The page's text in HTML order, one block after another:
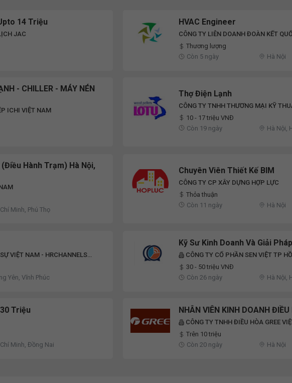
14 Triệu
JAC
HVAC Engineer
CÔNG TY LIÊN DOANH ĐOÀN KẾT
Thương lượng
Còn 5 ngày
Hà Nội
- CHILLER - MÁY NÉN
ICHI VIỆT NAM
Thợ Điện Lạnh
CÔNG TY TNHH THƯƠNG MẠI KỸ
10 - 17 triệu VNĐ
Còn 19 ngày
Hà Nội,
Hành Trạm) Hà Nội,
Minh, Phú Thọ
Chuyên Viên Thiết Kế BIM
CÔNG TY CP XÂY DỰNG HỢP LỰC
Thỏa thuận
Còn 11 ngày
Hà Nội
VIỆT NAM - HRCHANNELS
Yên, Vĩnh Phúc
Kỹ Sư Kinh Doanh Và Giải
CÔNG TY CỔ PHẦN SEN VIỆT TP
30 - 50 triệu VNĐ
Còn 26 ngày
Hà Nội,
Triệu
Minh, Đồng Nai
NHÂN VIÊN KINH DOANH ĐIỀU
CÔNG TY TNHH ĐIỀU HÒA GREE
Trên 10 triệu
Còn 20 ngày
Hà Nội